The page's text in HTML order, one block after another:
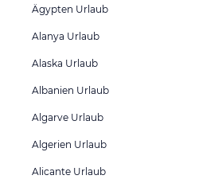
Ägypten Urlaub
Alanya Urlaub
Alaska Urlaub
Albanien Urlaub
Algarve Urlaub
Algerien Urlaub
Alicante Urlaub